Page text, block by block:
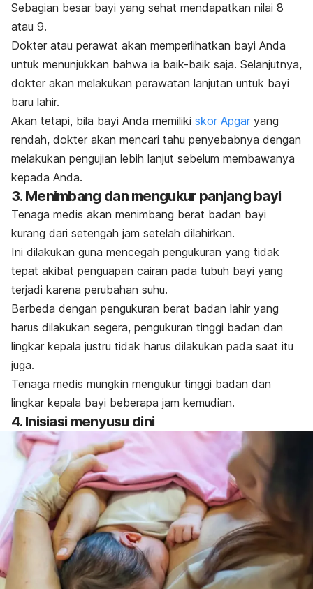
Sebagian besar bayi yang sehat mendapatkan nilai 8
atau 9.
Dokter atau perawat akan memperlihatkan bayi Anda
untuk menunjukkan bahwa ia baik-baik saja. Selanjutnya,
dokter akan melakukan perawatan lanjutan untuk bayi
baru lahir.
Akan tetapi, bila bayi Anda memiliki skor Apgar yang
rendah, dokter akan mencari tahu penyebabnya dengan
melakukan pengujian lebih lanjut sebelum membawanya
kepada Anda.
3. Menimbang dan mengukur panjang bayi
Tenaga medis akan menimbang berat badan bayi
kurang dari setengah jam setelah dilahirkan.
Ini dilakukan guna mencegah pengukuran yang tidak
tepat akibat penguapan cairan pada tubuh bayi yang
terjadi karena perubahan suhu.
Berbeda dengan pengukuran berat badan lahir yang
harus dilakukan segera, pengukuran tinggi badan dan
lingkar kepala justru tidak harus dilakukan pada saat itu
juga.
Tenaga medis mungkin mengukur tinggi badan dan
lingkar kepala bayi beberapa jam kemudian.
4. Inisiasi menyusu dini